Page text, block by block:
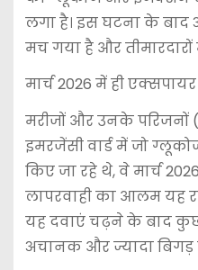
लगा है। इस घटना के बाद
मच गया है और तीमारदारों
​मार्च 2026 में ही
​मरीजों और उनके परिजनों
इमरजेंसी वार्ड में जो
किए जा रहे थे, वे मार्च
लापरवाही का आलम यह
यह दवाएं चढ़ने के बाद
अचानक और ज्यादा बिगड़